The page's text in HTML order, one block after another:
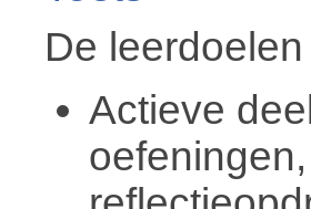
De
Actieve